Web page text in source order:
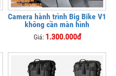
Camera hành trình Big Bike V1
không cần màn hình
Giá: 1.300.000đ